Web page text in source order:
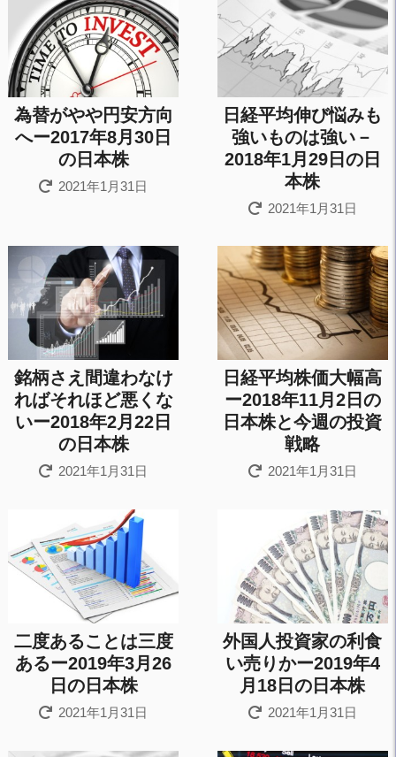
為替がやや円安方向
へー2017年8月30日
の日本株
2021年1月31日
日経平均伸び悩みも
強いものは強い－
2018年1月29日の日
本株
2021年1月31日
銘柄さえ間違わなけ
ればそれほど悪くな
いー2018年2月22日
の日本株
2021年1月31日
日経平均株価大幅高
ー2018年11月2日の
日本株と今週の投資
戦略
2021年1月31日
二度あることは三度
あるー2019年3月26
日の日本株
2021年1月31日
外国人投資家の利食
い売りかー2019年4
月18日の日本株
2021年1月31日